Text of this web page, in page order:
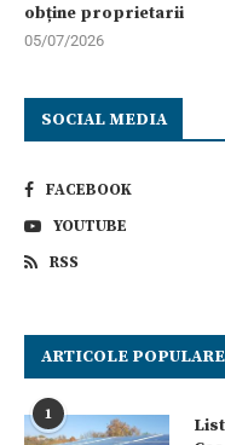
obține proprietarii
05/07/2026
SOCIAL MEDIA
FACEBOOK
YOUTUBE
RSS
ARTICOLE POPULARE
1